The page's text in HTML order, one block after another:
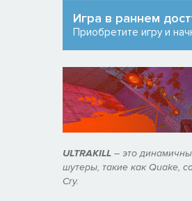
Игра в раннем
Приобретите игру и
ULTRAKILL – это
шутеры, такие как Quake,
Cry.